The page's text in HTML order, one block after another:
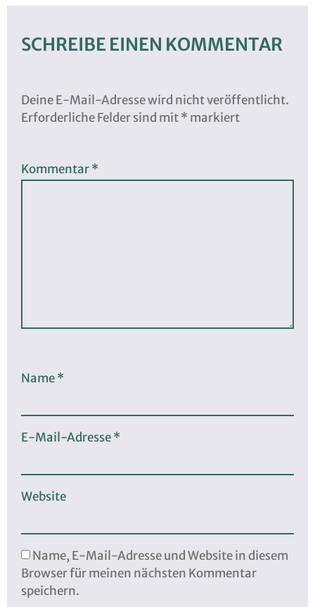
SCHREIBE EINEN KOMMENTAR
Deine E-Mail-Adresse wird nicht veröffentlicht.
Erforderliche Felder sind mit* markiert
Kommentar*
Name*
E-Mail-Adresse*
Website
Name, E-Mail-Adresse und Website in diesem
Browser für meinen nächsten Kommentar
speichern.